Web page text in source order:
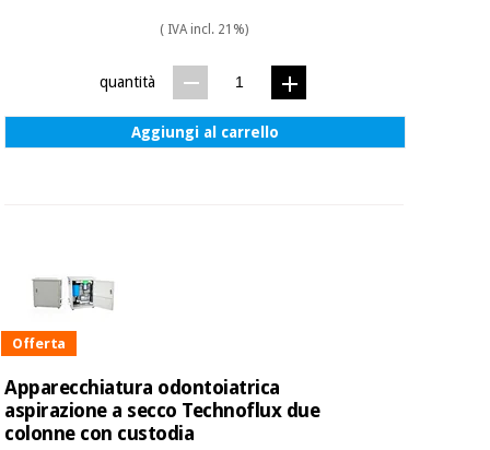
( IVA incl. 21%)
quantità
Aggiungi al carrello
Offerta
Apparecchiatura odontoiatrica
aspirazione a secco Technoflux due
colonne con custodia